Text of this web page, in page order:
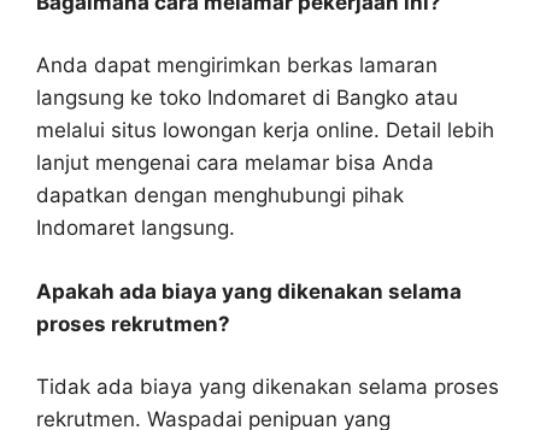
Anda dapat mengirimkan berkas lamaran
langsung ke toko Indomaret di Bangko atau
melalui situs lowongan kerja online. Detail lebih
lanjut mengenai cara melamar bisa Anda
dapatkan dengan menghubungi pihak
Indomaret langsung.
Apakah ada biaya yang dikenakan selama
proses rekrutmen?
Tidak ada biaya yang dikenakan selama proses
rekrutmen. Waspadai penipuan yang